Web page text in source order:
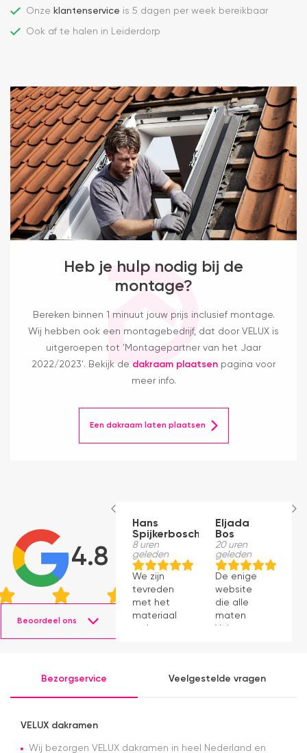
Onze klantenservice is 5 dagen per week bereikbaar
Ook af te halen in Leiderdorp
Heb je hulp nodig bij de
montage?
Bereken binnen 1 minuut jouw prijs inclusief montage.
Wij hebben ook een montagebedrijf, dat door VELUX is
uitgeroepen tot 'Montagepartner van het Jaar
2022/2023'. Bekijk de dakraam plaatsen pagina voor
meer info.
Een dakraam laten plaatsen
4.8
Beoordeel ons
Hans
Spijkerbosch
8 uren
geleden
We zijn
tevreden
met het
materiaal
en het
Eljada
Bos
20 uren
geleden
De enige
website
die alle
maten
Velux op
eens snel
over dag
Bezorgservice Veelgestelde vragen
VELUX dakramen
Wij bezorgen VELUX dakramen in heel Nederland en